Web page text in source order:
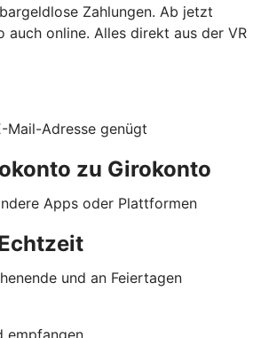
Zahlungen. Ab jetzt
auch online. Alles direkt aus der VR
Mail-Adresse genügt
zu Girokonto
Apps oder Plattformen
und an Feiertagen
empfangen